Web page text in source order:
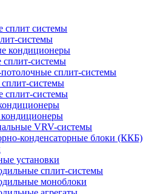
сплит системы
системы
кондиционеры
сплит-системы
сплит-системы
системы
сплит-системы
VRV-системы
конденсаторные блоки (ККБ)
установки
сплит-системы
моноблоки